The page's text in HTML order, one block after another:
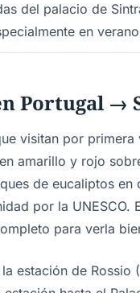
del palacio de
en verano
Portugal →
visitan por primera
amarillo y rojo
de eucaliptos en
por la UNESCO.
para verla
la estación de